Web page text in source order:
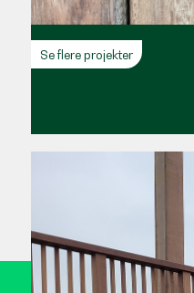
Tali
Se flere projekter